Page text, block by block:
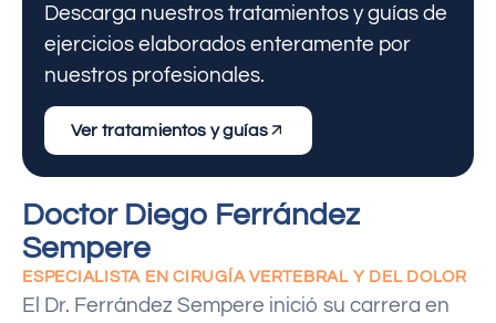
Descarga nuestros tratamientos y guías de
ejercicios elaborados enteramente por
nuestros profesionales.
Ver tratamientos y guías
Doctor Diego Ferrández
Sempere
ESPECIALISTA EN CIRUGÍA VERTEBRAL Y DEL DOLOR
El Dr. Ferrández Sempere inició su carrera en